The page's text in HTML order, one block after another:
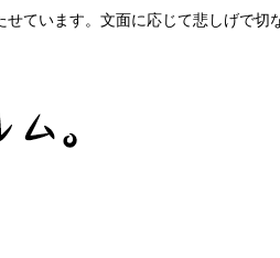
ています。文面に応じて悲しげで切